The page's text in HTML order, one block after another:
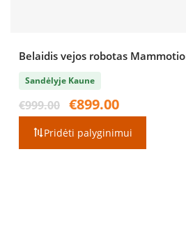
Belaidis vejos robotas
Sandėlyje Kaune
€999.00
Original
price
was:
€999.00.
€899.00
€899.00.
Pridėti palyginimui